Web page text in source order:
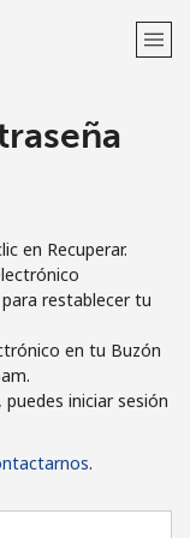
en Recuperar.
restablecer tu
en tu Buzón
iniciar sesión
.